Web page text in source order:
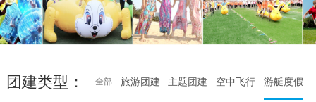
团建类型： 全部 旅游团建 主题团建 空中飞行 游艇度假